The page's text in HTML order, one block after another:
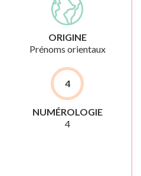
ORIGINE
Prénoms orientaux
4
NUMÉROLOGIE
4